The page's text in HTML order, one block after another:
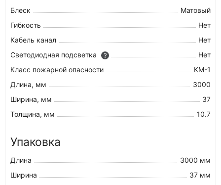
Блеск
Матовый
Гибкость
Нет
Кабель канал
Нет
Светодиодная подсветка
?
Нет
Класс пожарной опасности
КМ-1
Длина, мм
3000
Ширина, мм
37
Толщина, мм
10.7
Упаковка
Длина
3000 мм
Ширина
37 мм